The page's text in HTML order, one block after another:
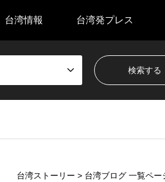
台湾情報 台湾発プレス
台湾ストーリー > 台湾ブログ 一覧ペー